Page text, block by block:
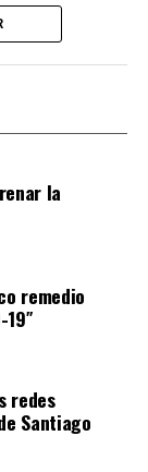
la
remedio
redes
Santiago